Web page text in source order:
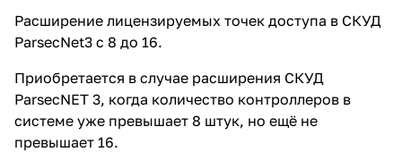
ознакомиться с реальными
отзывами покупателей. Не
нашли подходящую модель,
похожих товаров. Мы
производим не только поставку,
но и монтаж, разработку
проекта и сервисное
обслуживание.
Расширение лицензируемых точек доступа в СКУД
ParsecNet3 с 8 до 16.
Приобретается в случае расширения СКУД
ParsecNET 3, когда количество контроллеров в
системе уже превышает 8 штук, но ещё не
превышает 16.